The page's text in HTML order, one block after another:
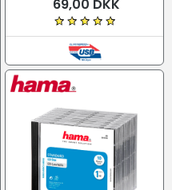
69,00 DKK